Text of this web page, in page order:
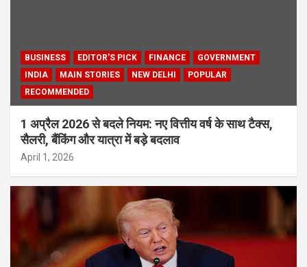
BUSINESS EDITOR'S PICK FINANCE
GOVERNMENT
INDIA
MAIN STORIES NEW DELHI
POPULAR
RECOMMENDED
1 अप्रैल 2026 से बदले नियम: नए वित्तीय वर्ष के साथ टैक्स,
सैलरी, बैंकिंग और यात्रा में बड़े बदलाव
April 1, 2026